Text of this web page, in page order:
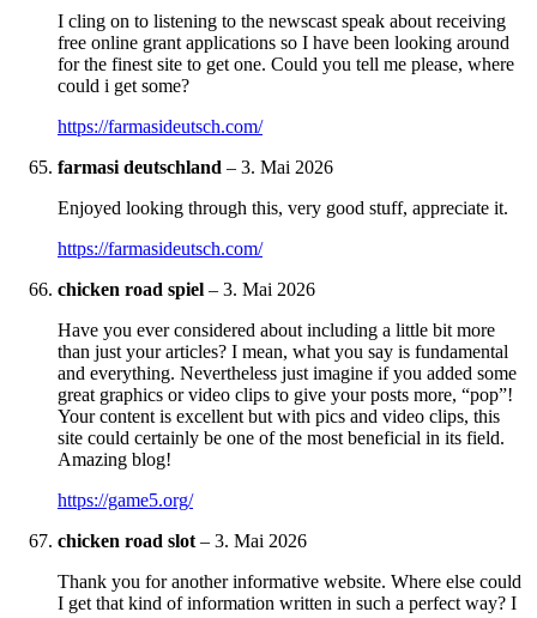
I cling on to listening to the newscast speak about receiving
free online grant applications so I have been looking around
for the finest site to get one. Could you tell me please, where
could i get some?
https://farmasideutsch.com/
farmasi deutschland – 3. Mai 2026
Enjoyed looking through this, very good stuff, appreciate it.
https://farmasideutsch.com/
chicken road spiel – 3. Mai 2026
Have you ever considered about including a little bit more
than just your articles? I mean, what you say is fundamental
and everything. Nevertheless just imagine if you added some
great graphics or video clips to give your posts more, “pop”!
Your content is excellent but with pics and video clips, this
site could certainly be one of the most beneficial in its field.
Amazing blog!
https://game5.org/
chicken road slot – 3. Mai 2026
Thank you for another informative website. Where else could
I get that kind of information written in such a perfect way? I